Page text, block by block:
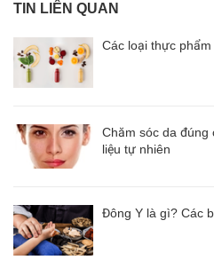
TIN LIÊN QUAN
Các loại thực
Chăm sóc da đúng
liệu tự nhiên
Đông Y là gì? Các